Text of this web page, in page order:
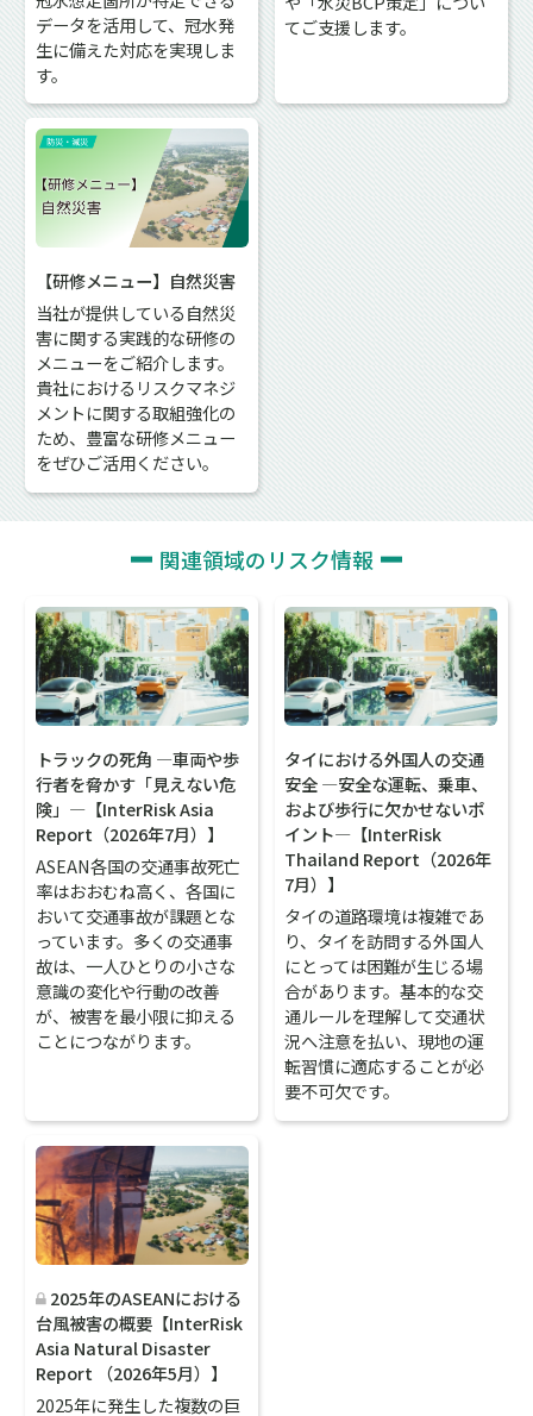
データを活用して、冠水発
生に備えた対応を実現しま
す。
てご支援します。
【研修メニュー】自然災害
当社が提供している自然災
害に関する実践的な研修の
メニューをご紹介します。
貴社におけるリスクマネジ
メントに関する取組強化の
ため、豊富な研修メニュー
をぜひご活用ください。
関連領域のリスク情報
トラックの死角 ―車両や歩
行者を脅かす「見えない危
険」―【InterRisk Asia
Report（2026年7月）】
ASEAN各国の交通事故死亡
率はおおむね高く、各国に
おいて交通事故が課題とな
っています。多くの交通事
故は、一人ひとりの小さな
意識の変化や行動の改善
が、被害を最小限に抑える
ことにつながります。
タイにおける外国人の交通
安全 ―安全な運転、乗車、
および歩行に欠かせないポ
イント―【InterRisk
Thailand Report（2026年
7月）】
タイの道路環境は複雑であ
り、タイを訪問する外国人
にとっては困難が生じる場
合があります。基本的な交
通ルールを理解して交通状
況へ注意を払い、現地の運
転習慣に適応することが必
要不可欠です。
2025年のASEANにおける
台風被害の概要【InterRisk
Asia Natural Disaster
Report （2026年5月）】
2025年に発生した複数の巨